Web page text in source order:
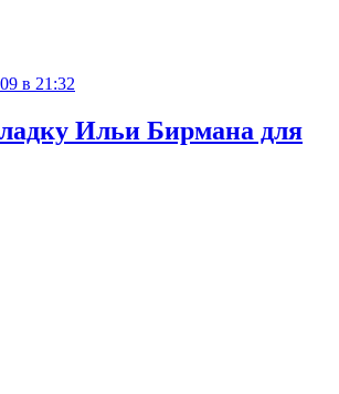
в 21:32
Ильи Бирмана для